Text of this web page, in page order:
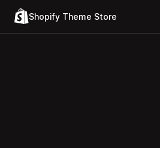
Shopify Theme Store